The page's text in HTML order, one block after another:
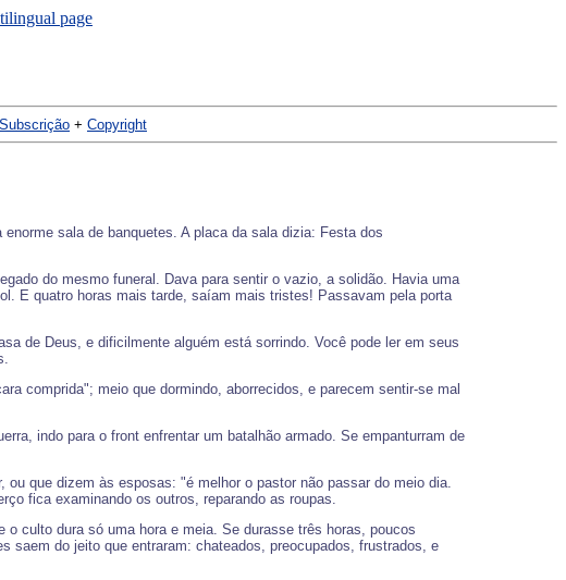
Subscrição + Copyright
sala de banquetes. A placa da sala dizia: Festa dos
do mesmo funeral. Dava para sentir o vazio, a solidão. Havia uma
E quatro horas mais tarde, saíam mais tristes! Passavam pela porta
de Deus, e dificilmente alguém está sorrindo. Você pode ler em seus
comprida"; meio que dormindo, aborrecidos, e parecem sentir-se mal
indo para o front enfrentar um batalhão armado. Se empanturram de
que dizem às esposas: "é melhor o pastor não passar do meio dia.
fica examinando os outros, reparando as roupas.
culto dura só uma hora e meia. Se durasse três horas, poucos
saem do jeito que entraram: chateados, preocupados, frustrados, e